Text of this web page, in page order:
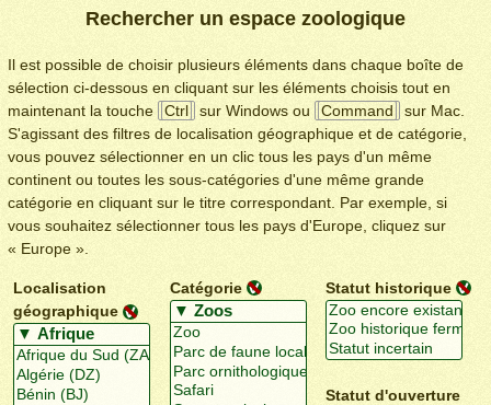
Rechercher un espace zoologique
Il est possible de choisir plusieurs éléments dans chaque boîte de
sélection ci-dessous en cliquant sur les éléments choisis tout en
maintenant la touche
Ctrl sur Windows ou Command
sur Mac.
S'agissant des filtres de localisation géographique et de catégorie,
vous pouvez sélectionner en un clic tous les pays d'un même
continent ou toutes les sous-catégories d'une même grande
catégorie en cliquant sur le titre correspondant. Par exemple, si
vous souhaitez sélectionner tous les pays d'Europe, cliquez sur
« Europe ».
Localisation
géographique
Catégorie Statut historique
Statut d'ouverture